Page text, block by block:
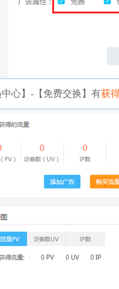
心】-【免费交换】有获